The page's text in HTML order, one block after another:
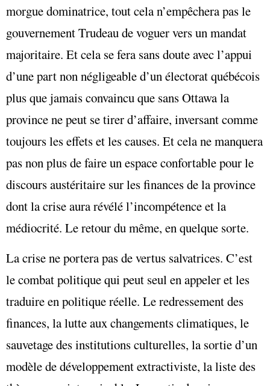
morgue dominatrice, tout cela n’empêchera pas le
gouvernement Trudeau de voguer vers un mandat
majoritaire. Et cela se fera sans doute avec l’appui
d’une part non négligeable d’un électorat québécois
plus que jamais convaincu que sans Ottawa la
province ne peut se tirer d’affaire, inversant comme
toujours les effets et les causes. Et cela ne manquera
pas non plus de faire un espace confortable pour le
discours austéritaire sur les finances de la province
dont la crise aura révélé l’incompétence et la
médiocrité. Le retour du même, en quelque sorte.
La crise ne portera pas de vertus salvatrices. C’est
le combat politique qui peut seul en appeler et les
traduire en politique réelle. Le redressement des
finances, la lutte aux changements climatiques, le
sauvetage des institutions culturelles, la sortie d’un
modèle de développement extractiviste, la liste des